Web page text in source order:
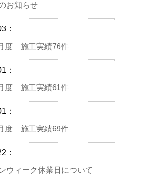
お知らせ
：
度 施工実績76件
：
度 施工実績61件
：
度 施工実績69件
：
ウィーク休業日について